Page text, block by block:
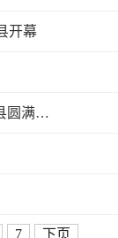
开幕
圆满…
7 下页